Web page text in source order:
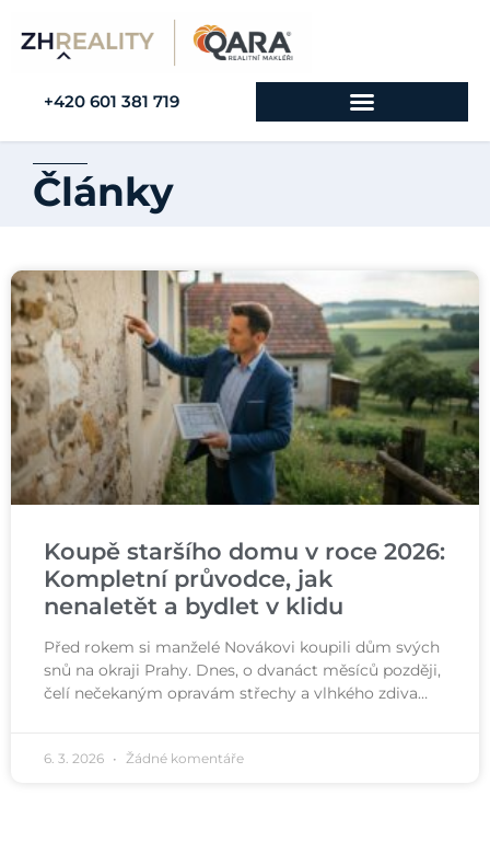
+420 601 381 719
Články
Koupě staršího domu v roce 2026:
Kompletní průvodce, jak
nenaletět a bydlet v klidu
Před rokem si manželé Novákovi koupili dům svých
snů na okraji Prahy. Dnes, o dvanáct měsíců později,
čelí nečekaným opravám střechy a vlhkého zdiva…
6. 3. 2026 Žádné komentáře